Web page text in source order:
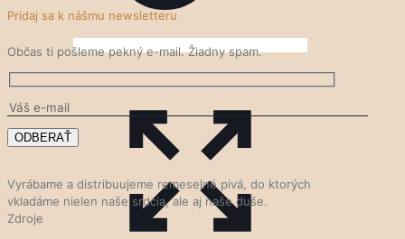
Pridaj sa k nášmu newsletteru
Občas ti pošleme pekný e-mail. Žiadny spam.
Vyrábame a distribuujeme remeselné pivá, do ktorých
vkladáme nielen naše srdcia, ale aj naše duše.
Zdroje